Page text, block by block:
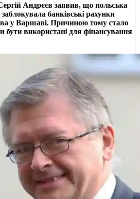
Андрєєв заявив, що польська
банківські рахунки
у Варшаві. Причиною тому стало
бути використані для фінансування